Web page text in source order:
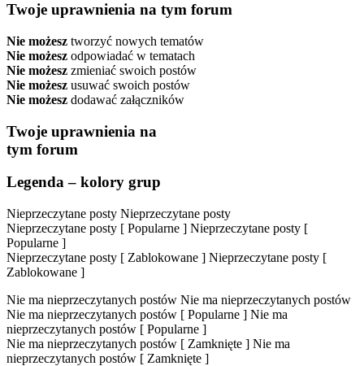
Twoje uprawnienia na tym forum
Nie możesz tworzyć nowych tematów
Nie możesz odpowiadać w tematach
Nie możesz zmieniać swoich postów
Nie możesz usuwać swoich postów
Nie możesz dodawać załączników
Twoje uprawnienia na
tym forum
Legenda – kolory grup
Nieprzeczytane posty Nieprzeczytane posty
Nieprzeczytane posty [ Popularne ] Nieprzeczytane posty [
Popularne ]
Nieprzeczytane posty [ Zablokowane ] Nieprzeczytane posty [
Zablokowane ]
Nie ma nieprzeczytanych postów Nie ma nieprzeczytanych postów
Nie ma nieprzeczytanych postów [ Popularne ] Nie ma
nieprzeczytanych postów [ Popularne ]
Nie ma nieprzeczytanych postów [ Zamknięte ] Nie ma
nieprzeczytanych postów [ Zamknięte ]